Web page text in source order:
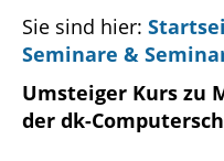
Sie sind hier:
Seminare &
Umsteiger Kurs zu
der dk-